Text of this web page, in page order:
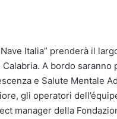
Italia” prenderà il
A bordo
e Salute Mentale
gli operatori
manager della